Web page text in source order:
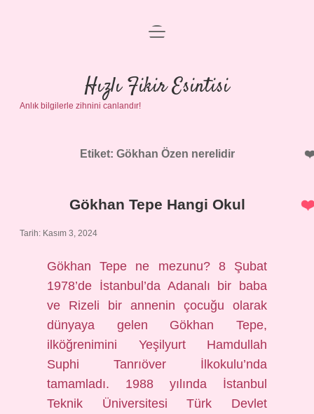
Anasayfa
Gizlilik Politikası
Yasal Uyarı
menüyü
Hızlı Fikir Esintisi
Anlık bilgilerle zihnini canlandır!
Etiket: Gökhan Özen nerelidir
Gökhan Tepe Hangi Okul
Tarih: Kasım 3, 2024
Gökhan Tepe ne mezunu? 8 Şubat
1978’de İstanbul’da Adanalı bir baba
ve Rizeli bir annenin çocuğu olarak
dünyaya gelen Gökhan Tepe,
ilköğrenimini Yeşilyurt Hamdullah
Suphi Tanrıöver İlkokulu’nda
tamamladı. 1988 yılında İstanbul
Teknik Üniversitesi Türk Devlet